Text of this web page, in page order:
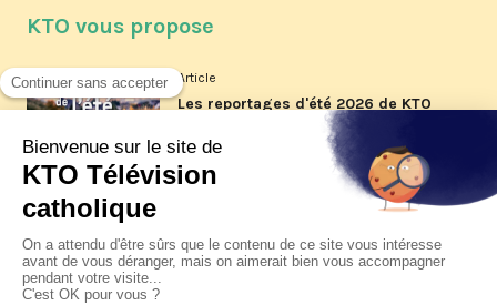
KTO vous propose
Article
Les reportages d'été 2026 de KTO
Article
La visite pastorale du pape Léon
jeudi 6 août